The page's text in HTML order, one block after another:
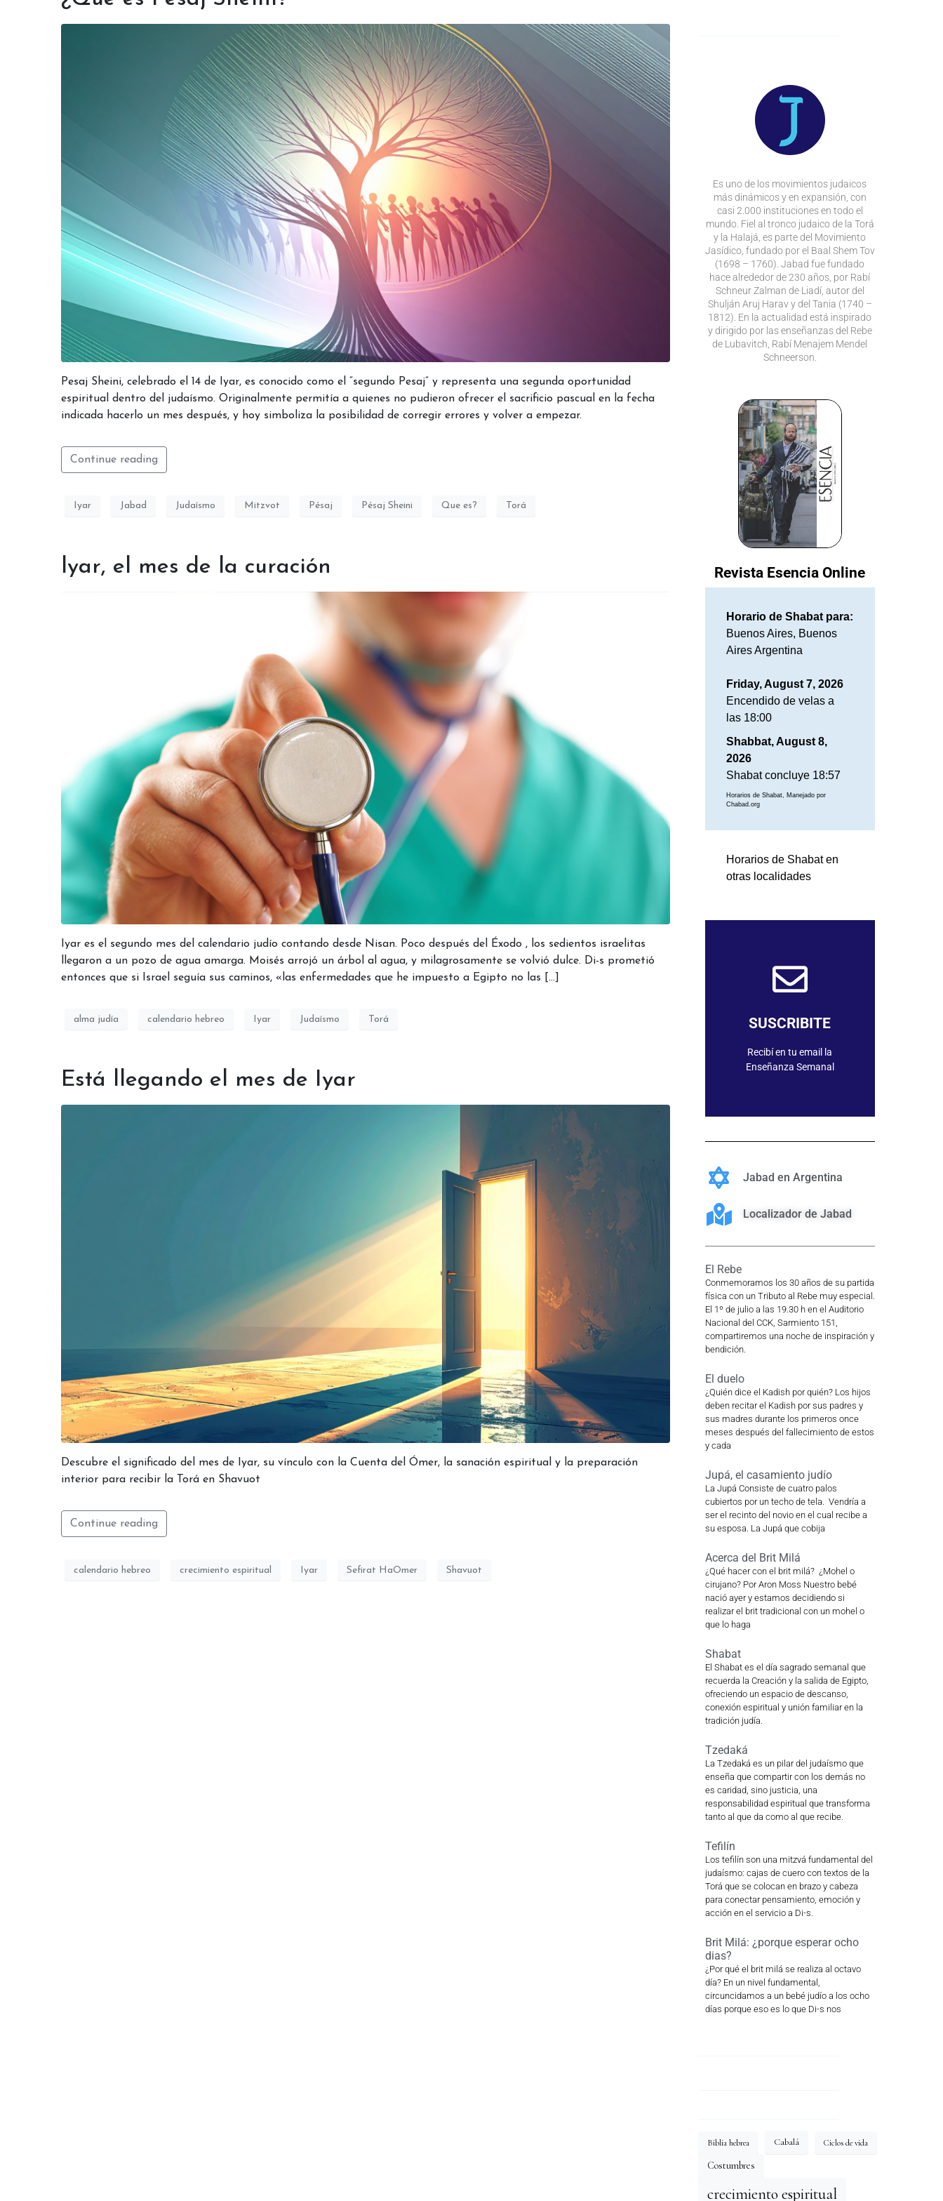
Pesaj Sheini, celebrado el 14 de Iyar, es conocido como el “segundo Pesaj” y representa una segunda oportunidad
espiritual dentro del judaísmo. Originalmente permitía a quienes no pudieron ofrecer el sacrificio pascual en la fecha
indicada hacerlo un mes después, y hoy simboliza la posibilidad de corregir errores y volver a empezar.
Continue reading
Iyar Jabad Judaísmo Mitzvot Pésaj Pésaj Sheini Que es? Torá
lyar, el mes de la curación
Iyar es el segundo mes del calendario judío contando desde Nisan. Poco después del Éxodo , los sedientos israelitas
llegaron a un pozo de agua amarga. Moisés arrojó un árbol al agua, y milagrosamente se volvió dulce. Di-s prometió
entonces que si Israel seguía sus caminos, «las enfermedades que he impuesto a Egipto no las […]
alma judía calendario hebreo Iyar Judaísmo Torá
Está llegando el mes de Iyar
Descubre el significado del mes de Iyar, su vínculo con la Cuenta del Ómer, la sanación espiritual y la preparación
interior para recibir la Torá en Shavuot
Continue reading
calendario hebreo crecimiento espiritual Iyar Sefirat HaOmer Shavuot
Es uno de los movimientos judaicos
más dinámicos y en expansión, con
casi 2.000 instituciones en todo el
mundo. Fiel al tronco judaico de la Torá
y la Halajá, es parte del Movimiento
Jasídico, fundado por el Baal Shem Tov
(1698 – 1760). Jabad fue fundado
hace alrededor de 230 años, por Rabí
Schneur Zalman de Liadí, autor del
Shulján Aruj Harav y del Tania (1740 –
1812). En la actualidad está inspirado
y dirigido por las enseñanzas del Rebe
de Lubavitch, Rabí Menajem Mendel
Schneerson.
Revista Esencia Online
Horario de Shabat para:
Buenos Aires, Buenos
Aires Argentina
Friday, August 7, 2026
Encendido de velas a
las 18:00
Shabbat, August 8,
2026
Shabat concluye 18:57
Horarios de Shabat, Manejado por
Chabad.org
Horarios de Shabat en
otras localidades
SUSCRIBITE
Recibí en tu email la
Enseñanza Semanal
SUSCRIBIRME
Jabad en Argentina
Localizador de Jabad
El Rebe
Conmemoramos los 30 años de su partida
física con un Tributo al Rebe muy especial.
El 1º de julio a las 19.30 h en el Auditorio
Nacional del CCK, Sarmiento 151,
compartiremos una noche de inspiración y
bendición.
El duelo
¿Quién dice el Kadish por quién? Los hijos
deben recitar el Kadish por sus padres y
sus madres durante los primeros once
meses después del fallecimiento de estos
y cada
Jupá, el casamiento judío
La Jupá Consiste de cuatro palos
cubiertos por un techo de tela. Vendría a
ser el recinto del novio en el cual recibe a
su esposa. La Jupá que cobija
Acerca del Brit Milá
¿Qué hacer con el brit milá? ¿Mohel o
cirujano? Por Aron Moss Nuestro bebé
nació ayer y estamos decidiendo si
realizar el brit tradicional con un mohel o
que lo haga
Shabat
El Shabat es el día sagrado semanal que
recuerda la Creación y la salida de Egipto,
ofreciendo un espacio de descanso,
conexión espiritual y unión familiar en la
tradición judía.
Tzedaká
La Tzedaká es un pilar del judaísmo que
enseña que compartir con los demás no
es caridad, sino justicia, una
responsabilidad espiritual que transforma
tanto al que da como al que recibe.
Tefilín
Los tefilín son una mitzvá fundamental del
judaísmo: cajas de cuero con textos de la
Torá que se colocan en brazo y cabeza
para conectar pensamiento, emoción y
acción en el servicio a Di-s.
Brit Milá: ¿porque esperar ocho
dias?
¿Por qué el brit milá se realiza al octavo
día? En un nivel fundamental,
circuncidamos a un bebé judío a los ocho
días porque eso es lo que Di-s nos
Biblia hebrea Cabalá Ciclos de vida
Costumbres
crecimiento espiritual